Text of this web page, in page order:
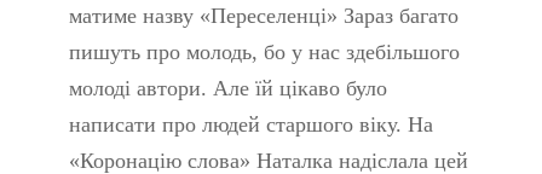
матиме назву «Переселенці» Зараз багато
пишуть про молодь, бо у нас здебільшого
молоді автори. Але їй цікаво було
написати про людей старшого віку. На
«Коронацію слова» Наталка надіслала цей